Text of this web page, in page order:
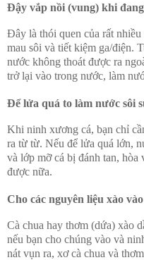
Đậy vắp nồi (vung) khi
Đây là thói quen của rất
mau sôi và tiết kiệm ga/điện.
nước không thoát được ra
trở lại vào trong nước, làm
Để lửa quá to làm nước sôi
Khi ninh xương cá, bạn chỉ
ra từ từ. Nếu để lửa quá lớn,
và lớp mỡ cá bị đánh tan,
được nữa.
Cho các nguyên liệu xào
Cà chua hay thơm (dứa) xào
nếu bạn cho chúng vào và
nát vụn ra, xơ cà chua và